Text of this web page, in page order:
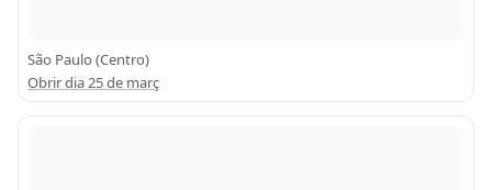
São Paulo (Centro)
Obrir dia 25 de març